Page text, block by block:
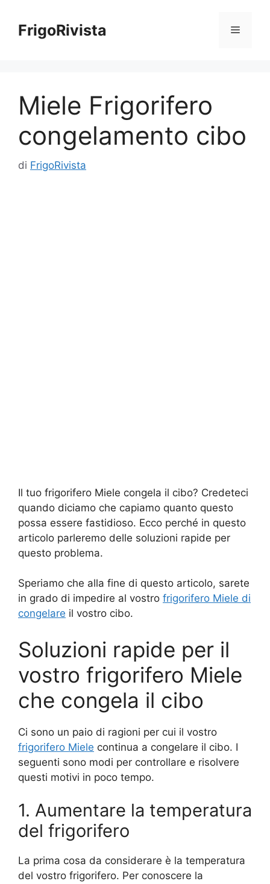
contenuto
FrigoRivista Menu
Miele Frigorifero
congelamento cibo
di FrigoRivista
Il tuo frigorifero Miele congela il cibo? Credeteci
quando diciamo che capiamo quanto questo
possa essere fastidioso. Ecco perché in questo
articolo parleremo delle soluzioni rapide per
questo problema.
Speriamo che alla fine di questo articolo, sarete
in grado di impedire al vostro frigorifero Miele di
congelare il vostro cibo.
Soluzioni rapide per il
vostro frigorifero Miele
che congela il cibo
Ci sono un paio di ragioni per cui il vostro
frigorifero Miele continua a congelare il cibo. I
seguenti sono modi per controllare e risolvere
questi motivi in poco tempo.
1. Aumentare la temperatura
del frigorifero
La prima cosa da considerare è la temperatura
del vostro frigorifero. Per conoscere la